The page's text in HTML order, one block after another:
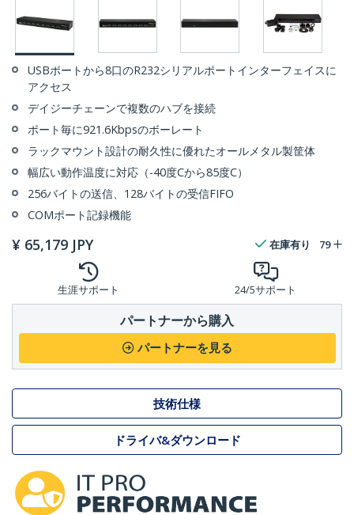
USBポートから8口のR232シリアルポートインターフェイスに
アクセス
デイジーチェーンで複数のハブを接続
ポート毎に921.6Kbpsのボーレート
ラックマウント設計の耐久性に優れたオールメタル製筐体
幅広い動作温度に対応（-40度Cから85度C）
256バイトの送信、128バイトの受信FIFO
COMポート記録機能
¥ 65,179 JPY 在庫有り 79
生涯サポート 24/5サポート
パートナーから購入
パートナーを見る
技術仕様
ドライバ&ダウンロード